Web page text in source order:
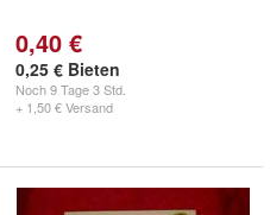
0,40 €
0,25 € Bieten
Noch9 Tage 3 Std.
+ 1,50 € Versand